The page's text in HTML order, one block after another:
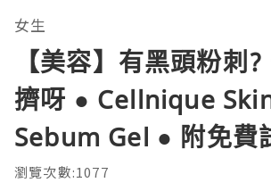
女生
【美容】有黑頭粉刺
擠呀 ● Cellnique
Sebum Gel ● 附免費
瀏覽次數:1077